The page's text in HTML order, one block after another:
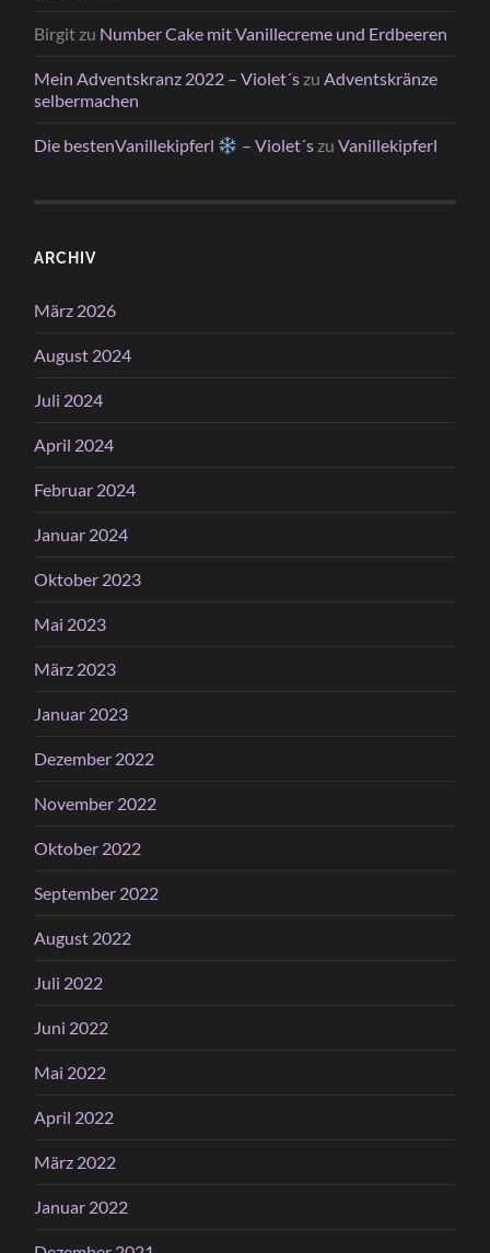
Birgit zu Number Cake mit Vanillecreme und Erdbeeren
Mein Adventskranz 2022 – Violet´s zuAdventskränze
selbermachen
Die bestenVanillekipferl – Violet´szu Vanillekipferl
ARCHIV
März 2026
August 2024
Juli 2024
April 2024
Februar 2024
Januar 2024
Oktober 2023
Mai 2023
März 2023
Januar 2023
Dezember 2022
November 2022
Oktober 2022
September 2022
August 2022
Juli 2022
Juni 2022
Mai 2022
April 2022
März 2022
Januar 2022